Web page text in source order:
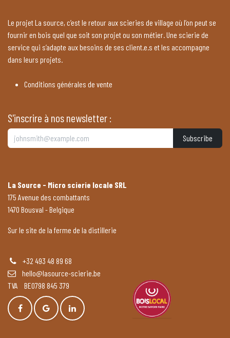
Le projet La source, c’est le retour aux scieries de village où l’on peut se
fournir en bois quel que soit son projet ou son métier. Une scierie de
service qui s’adapte aux besoins de ses client.e.s et les accompagne
dans leurs projets.
Conditions générales de vente
S'inscrire à nos newsletter :
Subscribe
La Source - Micro scierie locale SRL
175 Avenue des combattants
1470 Bousval - Belgique
Sur le site de la ferme de la distillerie
+32 493 48 89 68
hello@lasource-scierie.be
TVA BE0798 845 379